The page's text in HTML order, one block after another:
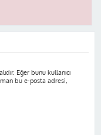
Eğer bunu kullanıcı
bu e-posta adresi,